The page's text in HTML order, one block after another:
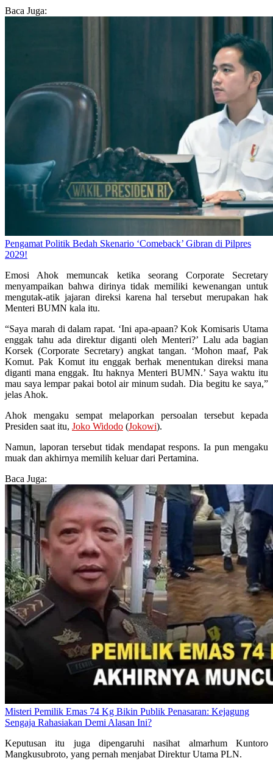
Baca Juga:
Pengamat Politik Bedah Skenario ‘Comeback’ Gibran di Pilpres
2029!
Emosi Ahok memuncak ketika seorang Corporate Secretary
menyampaikan bahwa dirinya tidak memiliki kewenangan untuk
mengutak-atik jajaran direksi karena hal tersebut merupakan hak
Menteri BUMN kala itu.
“Saya marah di dalam rapat. ‘Ini apa-apaan? Kok Komisaris Utama
enggak tahu ada direktur diganti oleh Menteri?’ Lalu ada bagian
Korsek (Corporate Secretary) angkat tangan. ‘Mohon maaf, Pak
Komut. Pak Komut itu enggak berhak menentukan direksi mana
diganti mana enggak. Itu haknya Menteri BUMN.’ Saya waktu itu
mau saya lempar pakai botol air minum sudah. Dia begitu ke saya,”
jelas Ahok.
Ahok mengaku sempat melaporkan persoalan tersebut kepada
Presiden saat itu, Joko Widodo (Jokowi).
Namun, laporan tersebut tidak mendapat respons. Ia pun mengaku
muak dan akhirnya memilih keluar dari Pertamina.
Baca Juga:
Misteri Pemilik Emas 74 Kg Bikin Publik Penasaran: Kejagung
Sengaja Rahasiakan Demi Alasan Ini?
Keputusan itu juga dipengaruhi nasihat almarhum Kuntoro
Mangkusubroto, yang pernah menjabat Direktur Utama PLN.